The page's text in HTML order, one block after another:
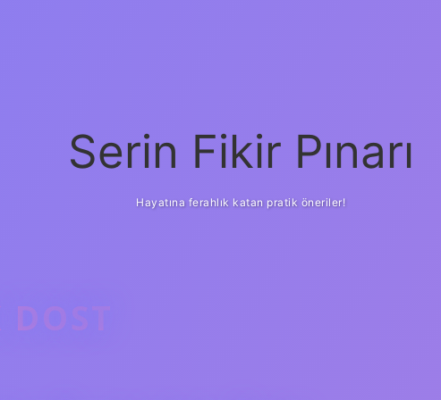
Serin Fikir Pınarı
Hayatına ferahlık katan pratik öneriler!